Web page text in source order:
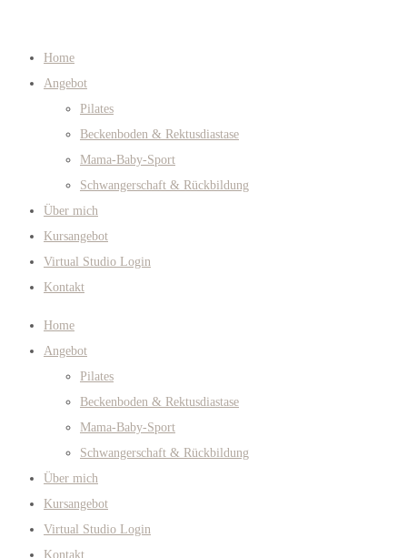
Home
Angebot
Pilates
Beckenboden & Rektusdiastase
Mama-Baby-Sport
Schwangerschaft & Rückbildung
Über mich
Kursangebot
Virtual Studio Login
Kontakt
Home
Angebot
Pilates
Beckenboden & Rektusdiastase
Mama-Baby-Sport
Schwangerschaft & Rückbildung
Über mich
Kursangebot
Virtual Studio Login
Kontakt